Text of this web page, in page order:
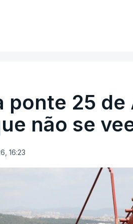
ponte 25 de
não se
16:23